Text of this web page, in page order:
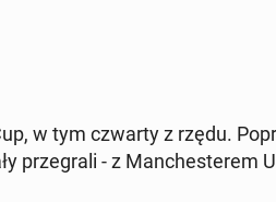
w tym czwarty z rzędu.
prze­gra­li - z Man­che­ste­rem